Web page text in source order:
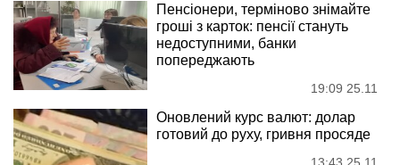
Пенсіонери, терміново знімайте
гроші з карток: пенсії стануть
недоступними, банки
попереджають
19:09 25.11
Оновлений курс валют: долар
готовий до руху, гривня просяде
13:43 25.11